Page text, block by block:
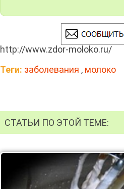
http://www.zdor-moloko.ru/
Теги: заболевания , молоко
СТАТЬИ ПО ЭТОЙ ТЕМЕ: